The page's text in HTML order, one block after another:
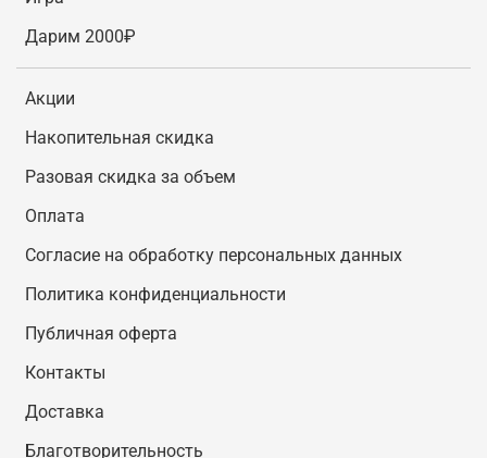
Дарим 2000₽
Акции
Накопительная скидка
Разовая скидка за объем
Оплата
Согласие на обработку персональных данных
Политика конфиденциальности
Публичная оферта
Контакты
Доставка
Благотворительность